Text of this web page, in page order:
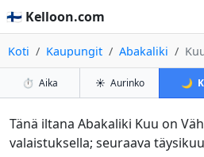
🇫🇮 Kelloon.com
Koti Kaupungit Abakaliki
⏱️ Aika ☀️ Aurinko 🌙
Tänä iltana Abakaliki Kuu on
valaistuksella; seuraava